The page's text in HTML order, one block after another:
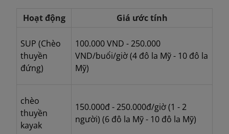
Hoạt động Giá ước tính
SUP (Chèo
thuyền
đứng)
100.000 VND - 250.000
VND/buổi/giờ(4 đô la Mỹ - 10 đô la
Mỹ)
chèo
thuyền
kayak
150.000đ - 250.000đ/giờ (1 - 2
người) (6 đô la Mỹ - 10 đô la Mỹ)